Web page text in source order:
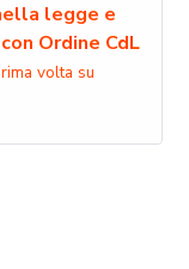
legge e
Ordine CdL
volta su